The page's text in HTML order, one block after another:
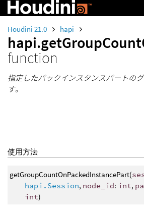
Houdini 21.0 hapi
function
指定したパックインスタンスパートの
す。
使用方法
getGroupCountOnPackedInstancePart(
hapi.Session, node_id: int,
int)